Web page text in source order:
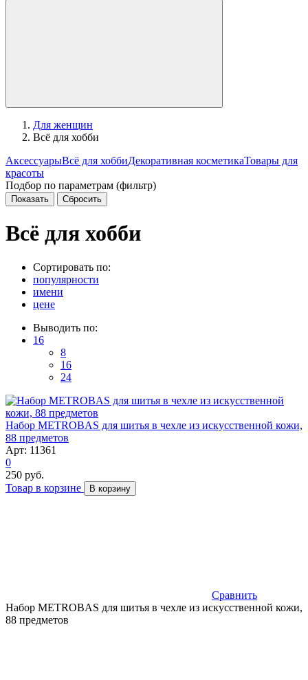
Для женщин
Всё для хобби
АксессуарыВсё для хоббиДекоративная косметикаТовары для
красоты
Подбор по параметрам (фильтр)
Всё для хобби
Сортировать по:
популярности
имени
цене
Выводить по:
16
8
16
24
Набор METROBAS для шитья в чехле из искусственной кожи,
88 предметов
Арт: 11361
0
250 руб.
Товар в корзине
В корзину
Сравнить
Набор METROBAS для шитья в чехле из искусственной кожи,
88 предметов